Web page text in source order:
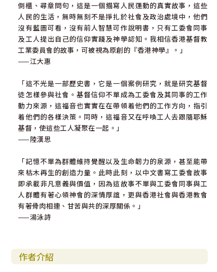
倒櫃、尋章問句，這是一個描寫人民運動的真實故事，這些
人民的生活，無時無刻不是掙扎於社會及政治處境中，他們
沒有藍圖可看，沒有前人智慧可作說明書，只有工委會同事
及工人提出自己的信仰實踐及神學認知。我相信香港基督教
工業委員會的故事，可被視為原創的『香港神學』。」
——江大惠
「這不光是一部歷史書，它是一個案例研究，就是研究基督
徒怎樣參與社會。基督信仰不單成為工委會及其同事的工作
動力來源，這福音也實實在在帶領着他們的工作方向，指引
着他們的各樣決策。同時，這福音又在呼喚工人去跟隨耶穌
基督，使這些工人凝聚在一起。」
——陸漢思
「記憶不單為群體維持覺醒以及生命韌力的泉源，甚至能帶
來枯木再生的創造力量。此時此刻，以中文書寫工委會故事
即承載非凡意義與價值，因為這故事不單與工委會同事與工
人群體有著心領神會的深情厚誼，更與香港社會與香港教會
有著骨肉相連、甘苦與共的深厚關係。」
——湯泳詩
作者介紹